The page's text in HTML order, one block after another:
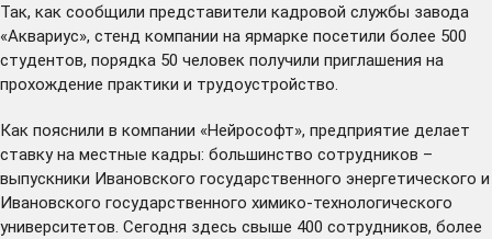
Так, как сообщили представители кадровой службы завода
«Аквариус», стенд компании на ярмарке посетили более 500
студентов, порядка 50 человек получили приглашения на
прохождение практики и трудоустройство.
Как пояснили в компании «Нейрософт», предприятие делает
ставку на местные кадры: большинство сотрудников –
выпускники Ивановского государственного энергетического и
Ивановского государственного химико-технологического
университетов. Сегодня здесь свыше 400 сотрудников, более